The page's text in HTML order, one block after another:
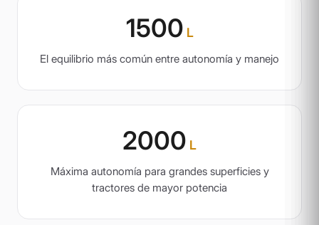
1500 L
El equilibrio más común entre autonomía y manejo
2000 L
Máxima autonomía para grandes superficies y
tractores de mayor potencia